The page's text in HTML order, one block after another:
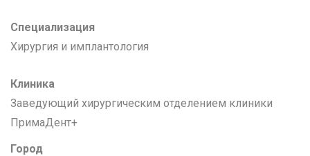
Специализация
Хирургия и имплантология
Клиника
Заведующий хирургическим отделением клиники
ПримаДент+
Город